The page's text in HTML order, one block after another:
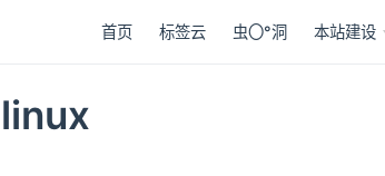
首页 标签云 虫〇°洞 本站建设
linux